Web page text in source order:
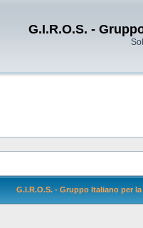
G.I.R.O.S. -
G.I.R.O.S. - Gruppo Italiano per